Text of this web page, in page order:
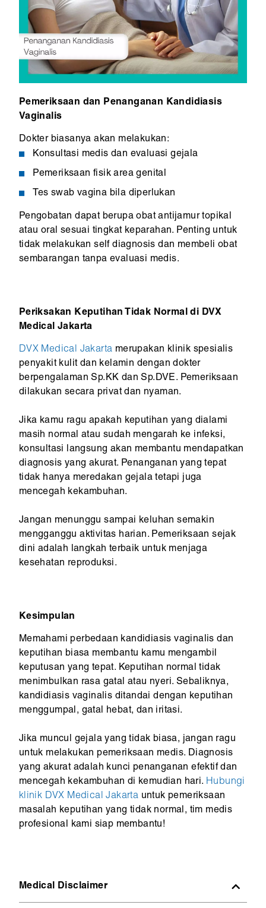
Pemeriksaan dan Penanganan Kandidiasis
Vaginalis
Dokter biasanya akan melakukan:
Konsultasi medis dan evaluasi gejala
Pemeriksaan fisik area genital
Tes swab vagina bila diperlukan
Pengobatan dapat berupa obat antijamur topikal
atau oral sesuai tingkat keparahan. Penting untuk
tidak melakukan self diagnosis dan membeli obat
sembarangan tanpa evaluasi medis.
Periksakan Keputihan Tidak Normal di DVX
Medical Jakarta
DVX Medical Jakarta merupakan klinik spesialis
penyakit kulit dan kelamin dengan dokter
berpengalaman Sp.KK dan Sp.DVE. Pemeriksaan
dilakukan secara privat dan nyaman.
Jika kamu ragu apakah keputihan yang dialami
masih normal atau sudah mengarah ke infeksi,
konsultasi langsung akan membantu mendapatkan
diagnosis yang akurat. Penanganan yang tepat
tidak hanya meredakan gejala tetapi juga
mencegah kekambuhan.
Jangan menunggu sampai keluhan semakin
mengganggu aktivitas harian. Pemeriksaan sejak
dini adalah langkah terbaik untuk menjaga
kesehatan reproduksi.
Kesimpulan
Memahami perbedaan kandidiasis vaginalis dan
keputihan biasa membantu kamu mengambil
keputusan yang tepat. Keputihan normal tidak
menimbulkan rasa gatal atau nyeri. Sebaliknya,
kandidiasis vaginalis ditandai dengan keputihan
menggumpal, gatal hebat, dan iritasi.
Jika muncul gejala yang tidak biasa, jangan ragu
untuk melakukan pemeriksaan medis. Diagnosis
yang akurat adalah kunci penanganan efektif dan
mencegah kekambuhan di kemudian hari. Hubungi
klinik DVX Medical Jakarta untuk pemeriksaan
masalah keputihan yang tidak normal, tim medis
profesional kami siap membantu!
Medical Disclaimer